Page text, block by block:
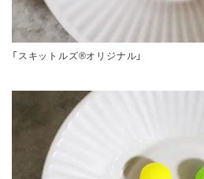
「スキットルズ®オリジナル」